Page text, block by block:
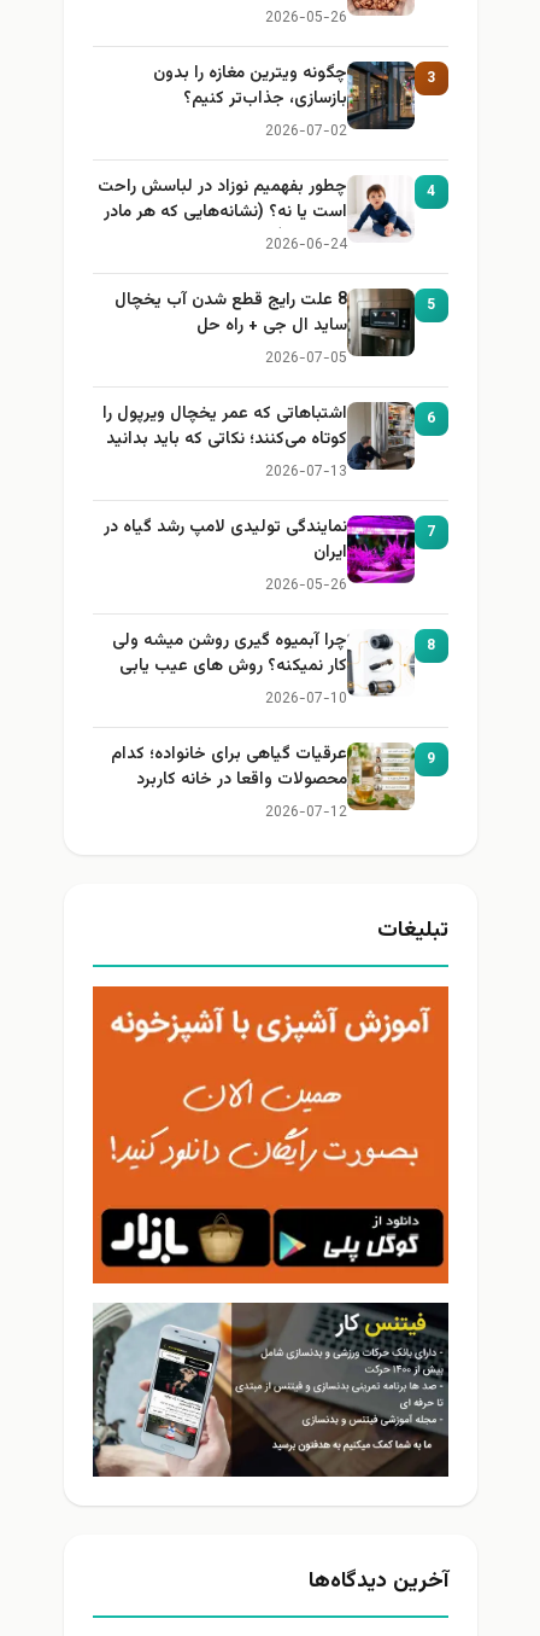
2026-05-26
3
چگونه ویترین مغازه را بدون
بازسازی، جذاب‌تر کنیم؟
2026-07-02
4
چطور بفهمیم نوزاد در لباسش راحت
است یا نه؟ (نشانه‌هایی که هر مادر
باید بداند)
2026-06-24
5
8 علت رایج قطع شدن آب یخچال
ساید ال جی + راه حل
2026-07-05
6
اشتباهاتی که عمر یخچال ویرپول را
کوتاه می‌کنند؛ نکاتی که باید بدانید
2026-07-13
7
نمایندگی تولیدی لامپ رشد گیاه در
ایران
2026-05-26
8
چرا آبمیوه گیری روشن میشه ولی
کار نمیکنه؟ روش های عیب یابی
2026-07-10
9
عرقیات گیاهی برای خانواده؛ کدام
محصولات واقعا در خانه کاربرد
دارند؟
2026-07-12
تبلیغات
آخرین دیدگاه‌ها